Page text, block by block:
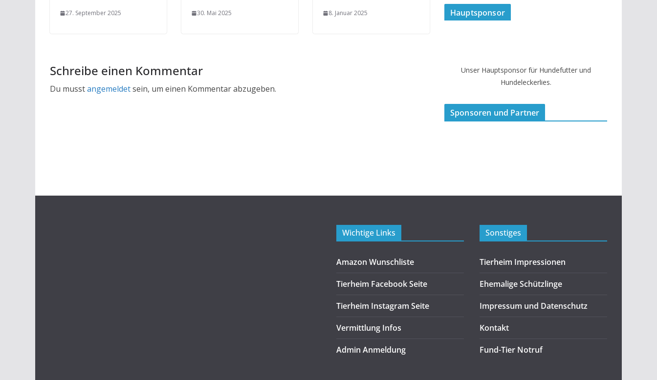
27. September 2025 30. Mai 2025 8. Januar 2025
Schreibe einen Kommentar
Du musstangemeldetsein, um einen Kommentar abzugeben.
Hauptsponsor
Unser Hauptsponsor für Hundefutter und
Hundeleckerlies.
Sponsoren und Partner
Wichtige Links
Amazon Wunschliste
Tierheim Facebook Seite
Tierheim Instagram Seite
Vermittlung Infos
Admin Anmeldung
Sonstiges
Tierheim Impressionen
Ehemalige Schützlinge
Impressum und Datenschutz
Kontakt
Fund-Tier Notruf